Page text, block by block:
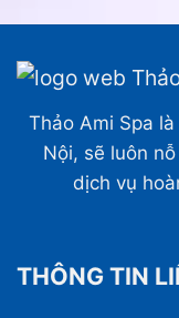
Thảo Ami Spa
Nội, sẽ luôn
dịch vụ
THÔNG TIN